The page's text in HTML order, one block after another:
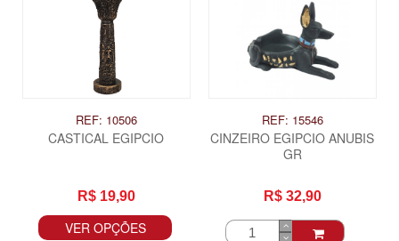
REF: 10506
CASTICAL EGIPCIO
R$ 19,90
VER OPÇÕES
REF: 15546
CINZEIRO EGIPCIO ANUBIS
GR
R$ 32,90